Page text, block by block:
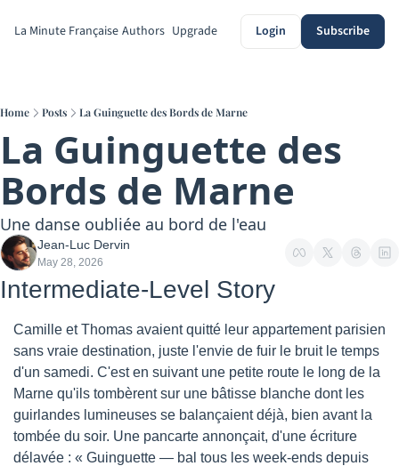
La Minute Française Authors Upgrade Login Subscribe
Home Posts La Guinguette des Bords de Marne
La Guinguette des
Bords de Marne
Une danse oubliée au bord de l'eau
Jean-Luc Dervin
May 28, 2026
Intermediate-Level Story
Camille et Thomas avaient quitté leur appartement parisien
sans vraie destination, juste l'envie de fuir le bruit le temps
d'un samedi. C'est en suivant une petite route le long de la
Marne qu'ils tombèrent sur une bâtisse blanche dont les
guirlandes lumineuses se balançaient déjà, bien avant la
tombée du soir. Une pancarte annonçait, d'une écriture
délavée : « Guinguette — bal tous les week-ends depuis